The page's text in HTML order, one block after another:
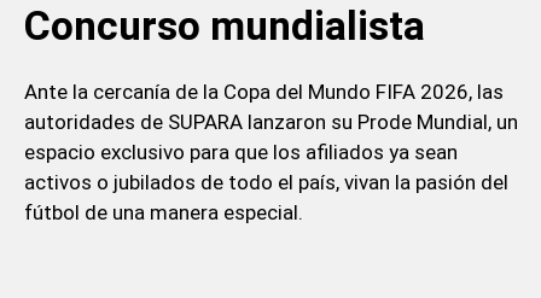
Concurso mundialista
Ante la cercanía de la Copa del Mundo FIFA 2026, las
autoridades de SUPARA lanzaron su Prode Mundial, un
espacio exclusivo para que los afiliados ya sean
activos o jubilados de todo el país, vivan la pasión del
fútbol de una manera especial.